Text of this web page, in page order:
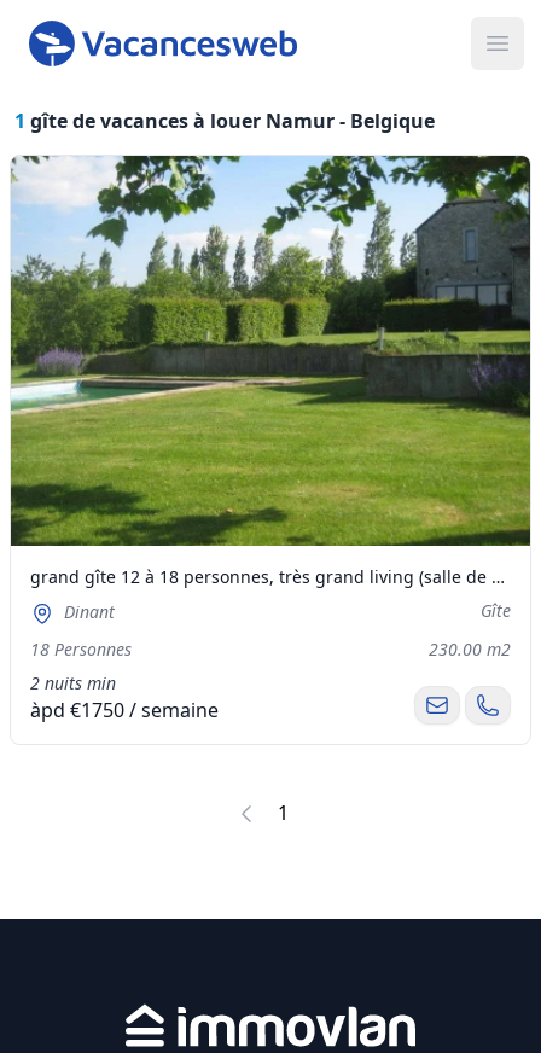
1 gîte de vacances à louer Namur - Belgique
grand gîte 12 à 18 personnes, très grand living (salle de réception 40 personnes),piscine,pétanque
Dinant
Gîte
18 Personnes
230.00 m2
2 nuits min
àpd €1750 / semaine
1